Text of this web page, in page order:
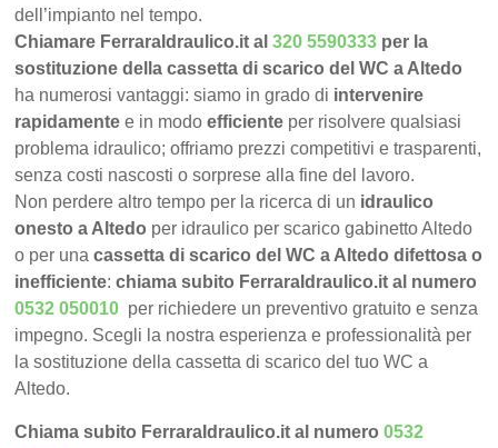
dell’impianto nel tempo.
Chiamare FerraraIdraulico.it al320 5590333 per la
sostituzione della cassetta di scarico del WC a Altedo
ha numerosi vantaggi: siamo in grado di intervenire
rapidamente e in modoefficiente per risolvere qualsiasi
problema idraulico; offriamo prezzi competitivi e trasparenti,
senza costi nascosti o sorprese alla fine del lavoro.
Non perdere altro tempo per la ricerca di un idraulico
onesto a Altedo per idraulico per scarico gabinetto Altedo
o per unacassetta di scarico del WC a Altedo difettosa o
inefficiente:chiama subito FerraraIdraulico.it al numero
0532 050010 per richiedere un preventivo gratuito e senza
impegno. Scegli la nostra esperienza e professionalità per
la sostituzione della cassetta di scarico del tuo WC a
Altedo.
Chiama subito FerraraIdraulico.it al numero0532